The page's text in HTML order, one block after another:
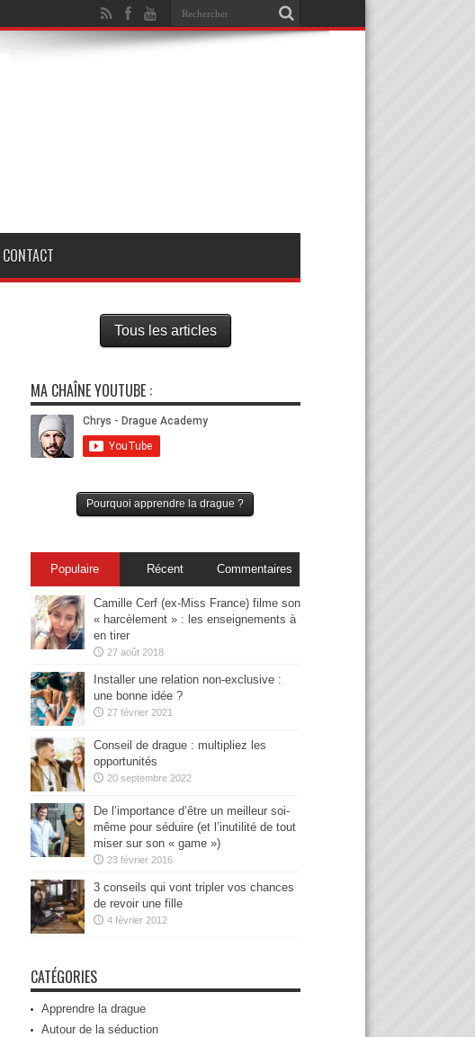
CONTACT
Tous les articles
MA CHAÎNE YOUTUBE :
Pourquoi apprendre la drague ?
Populaire Récent Commentaires
Camille Cerf (ex-Miss France) filme son
« harcèlement » : les enseignements à
en tirer
27 août 2018
Installer une relation non-exclusive :
une bonne idée ?
27 février 2021
Conseil de drague : multipliez les
opportunités
20 septembre 2022
De l’importance d’être un meilleur soi-
même pour séduire (et l’inutilité de tout
miser sur son « game »)
23 février 2016
3 conseils qui vont tripler vos chances
de revoir une fille
4 février 2012
CATÉGORIES
Apprendre la drague
Autour de la séduction